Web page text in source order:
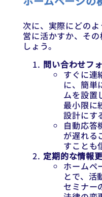
次に、実際にどの
営に活かすか、そ
しょう。
問い合わせフ
すぐに連
に、簡単
ムを設置
最小限に
設計にす
自動応答
が遅れる
すことも
定期的な情報
ホームペ
とで、活
セミナー